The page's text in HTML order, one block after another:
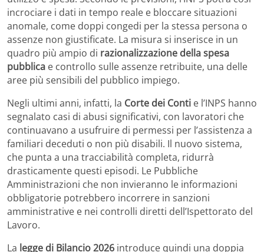
incrociare i dati in tempo reale e bloccare situazioni
anomale, come doppi congedi per la stessa persona o
assenze non giustificate. La misura si inserisce in un
quadro più ampio di razionalizzazione della spesa
pubblica e controllo sulle assenze retribuite, una delle
aree più sensibili del pubblico impiego.
Negli ultimi anni, infatti, la Corte dei Conti e l’INPS hanno
segnalato casi di abusi significativi, con lavoratori che
continuavano a usufruire di permessi per l’assistenza a
familiari deceduti o non più disabili. Il nuovo sistema,
che punta a una tracciabilità completa, ridurrà
drasticamente questi episodi. Le Pubbliche
Amministrazioni che non invieranno le informazioni
obbligatorie potrebbero incorrere in sanzioni
amministrative e nei controlli diretti dell’Ispettorato del
Lavoro.
La legge di Bilancio 2026 introduce quindi una doppia